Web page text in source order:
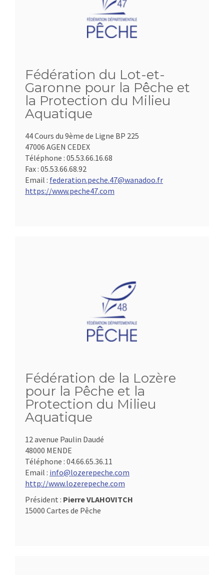
Fédération du Lot-et-
Garonne pour la Pêche et
la Protection du Milieu
Aquatique
44 Cours du 9ème de Ligne BP 225
47006 AGEN CEDEX
Téléphone : 05.53.66.16.68
Fax : 05.53.66.68.92
Email : federation.peche.47@wanadoo.fr
https://www.peche47.com
Fédération de la Lozère
pour la Pêche et la
Protection du Milieu
Aquatique
12 avenue Paulin Daudé
48000 MENDE
Téléphone : 04.66.65.36.11
Email : info@lozerepeche.com
http://www.lozerepeche.com
Président : Pierre VLAHOVITCH
15000 Cartes de Pêche